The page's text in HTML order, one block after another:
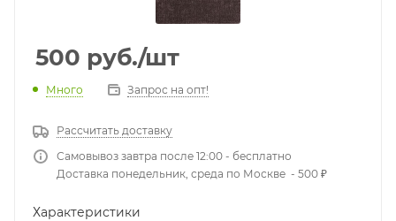
500 руб./шт
Много Запрос на опт!
Рассчитать доставку
Самовывоз завтра после 12:00 - бесплатно
Доставка понедельник, среда по Москве - 500 ₽
Характеристики